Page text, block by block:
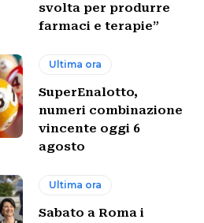
svolta per produrre
farmaci e terapie”
Ultima ora
SuperEnalotto,
numeri combinazione
vincente oggi 6
agosto
Ultima ora
Sabato a Roma i